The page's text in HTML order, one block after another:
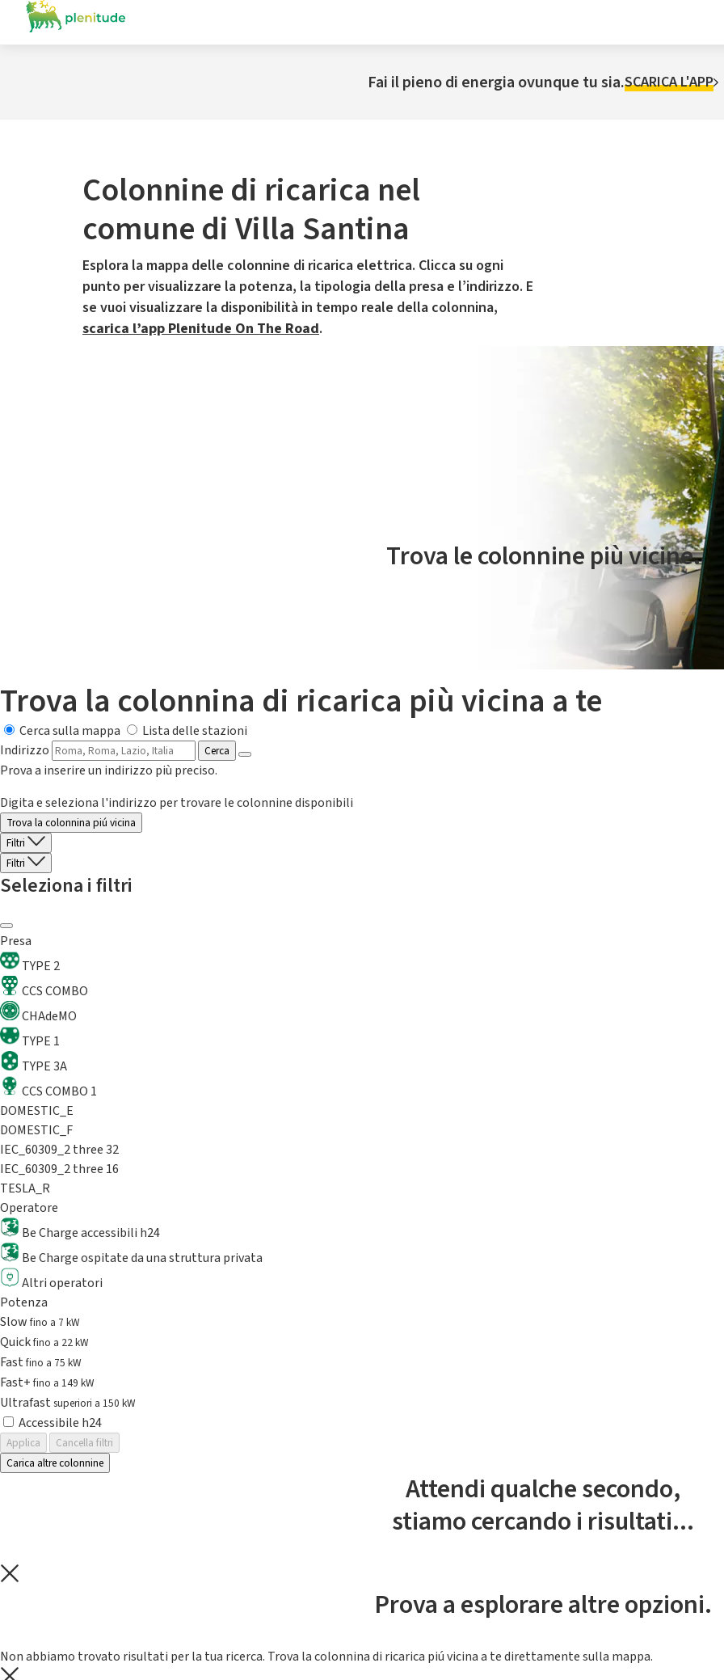
Fai il pieno di energia ovunque tu sia.SCARICA L'APP
Colonnine di ricarica nel
comune di Villa Santina
Esplora la mappa delle colonnine di ricarica elettrica. Clicca su ogni
punto per visualizzare la potenza, la tipologia della presa e l’indirizzo. E
se vuoi visualizzare la disponibilità in tempo reale della colonnina,
scarica l’app Plenitude On The Road.
Il servizio di mobilità elettrica è gestito da Plenitude On The Road
Trova le colonnine più vicine.
Trova la colonnina di ricarica più vicina a te
Cerca sulla mappa
Lista delle stazioni
Indirizzo
Cerca
Prova a inserire un indirizzo più preciso.
Digita e seleziona l'indirizzo per trovare le colonnine disponibili
Trova la colonnina piú vicina
Filtri
Filtri
Seleziona i filtri
Presa
TYPE 2
CCS COMBO
CHAdeMO
TYPE 1
TYPE 3A
CCS COMBO 1
DOMESTIC_E
DOMESTIC_F
IEC_60309_2 three 32
IEC_60309_2 three 16
TESLA_R
Operatore
Be Charge accessibili h24
Be Charge ospitate da una struttura privata
Altri operatori
Potenza
Slowfino a 7 kW
Quickfino a 22 kW
Fastfino a 75 kW
Fast+fino a 149 kW
Ultrafast superiori a 150 kW
Accessibile h24
Applica
Cancella filtri
Carica altre colonnine
Attendi qualche secondo,
stiamo cercando i risultati...
Prova a esplorare altre opzioni.
Non abbiamo trovato risultati per la tua ricerca. Trova la colonnina di ricarica piú vicina a te direttamente sulla mappa.